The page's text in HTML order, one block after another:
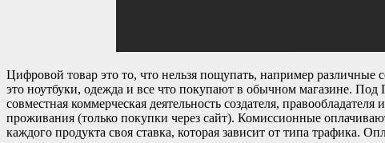
Цифровой товар это то, что нельзя пощупать, например
это ноутбуки, одежда и все что покупают в обычном магазине.
совместная коммерческая деятельность создателя,
проживания (только покупки через сайт). Комиссионные
каждого продукта своя ставка, которая зависит от типа трафика.